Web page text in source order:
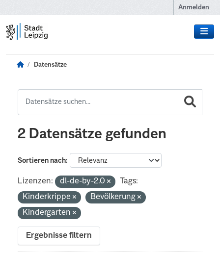
Anmelden
Datensätze
2 Datensätze gefunden
Sortieren nach
Lizenzen: dl-de-by-2.0
Tags:
Kinderkrippe
Bevölkerung
Kindergarten
Ergebnisse filtern